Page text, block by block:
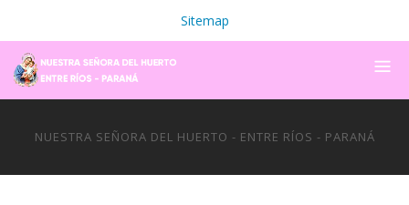
Sitemap
NUESTRA SEÑORA DEL HUERTO - ENTRE RÍOS - PARANÁ